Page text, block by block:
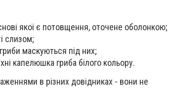
якої є потовщення, оточене оболонкою;
слизом;
маскуються під них;
капелюшка гриба білого кольору.
в різних довідниках - вони не